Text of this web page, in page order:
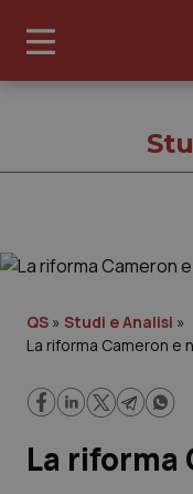
Cronache
QS » Studi e Analisi »
La riforma Cameron e
La riforma